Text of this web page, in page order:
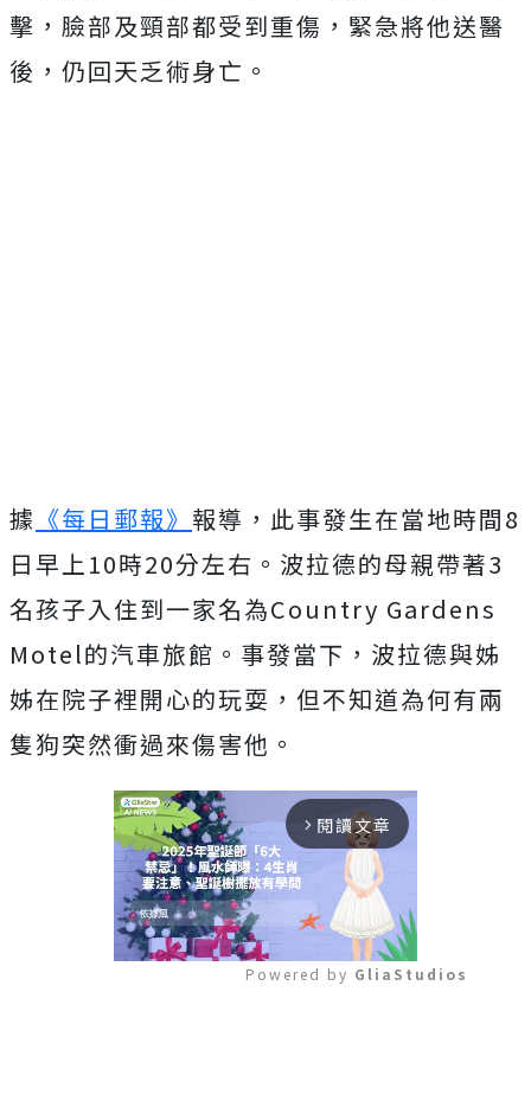
擊，臉部及頸部都受到重傷，緊急將他送醫
後，仍回天乏術身亡。
據 《每日郵報》 報導，此事發生在當地時間8
日早上10時20分左右。波拉德的母親帶著3
名孩子入住到一家名為Country Gardens
Motel的汽車旅館。事發當下，波拉德與姊
姊在院子裡開心的玩耍，但不知道為何有兩
隻狗突然衝過來傷害他。
arrow_forward_ios 閱讀文章
Powered by GliaStudios